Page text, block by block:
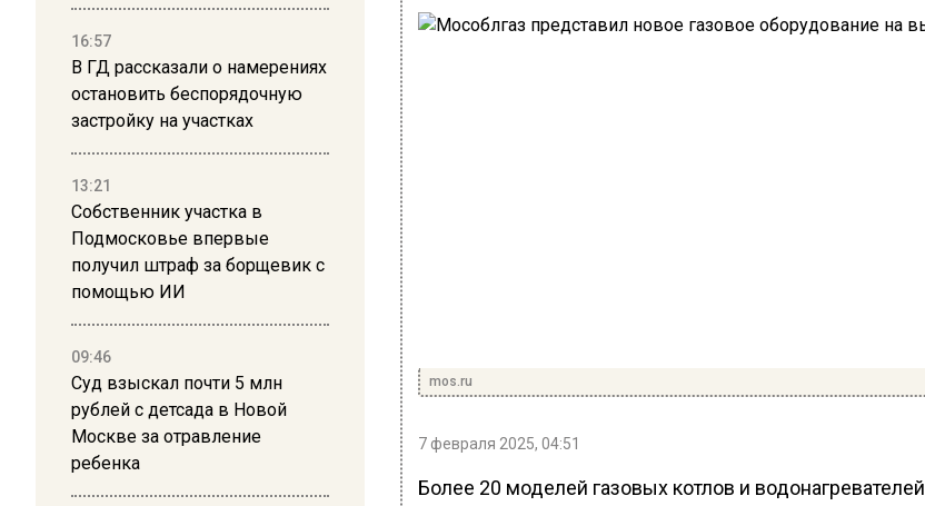
16:57
В ГД рассказали о намерениях
остановить беспорядочную
застройку на участках
13:21
Собственник участка в
Подмосковье впервые
получил штраф за борщевик с
помощью ИИ
09:46
Суд взыскал почти 5 млн
рублей с детсада в Новой
Москве за отравление
ребенка
mos.ru
7 февраля 2025, 04:51
Более 20 моделей газовых котлов и водонагревателей